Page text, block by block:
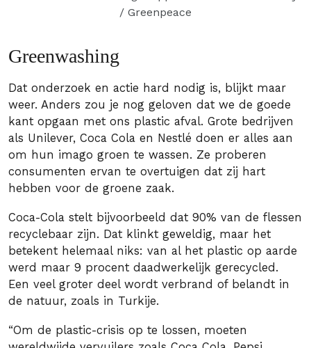
/ Greenpeace
Greenwashing
Dat onderzoek en actie hard nodig is, blijkt maar
weer. Anders zou je nog geloven dat we de goede
kant opgaan met ons plastic afval. Grote bedrijven
als Unilever, Coca Cola en Nestlé doen er alles aan
om hun imago groen te wassen. Ze proberen
consumenten ervan te overtuigen dat zij hart
hebben voor de groene zaak.
Coca-Cola stelt bijvoorbeeld dat 90% van de flessen
recyclebaar zijn. Dat klinkt geweldig, maar het
betekent helemaal niks: van al het plastic op aarde
werd maar 9 procent daadwerkelijk gerecycled.
Een veel groter deel wordt verbrand of belandt in
de natuur, zoals in Turkije.
“Om de plastic-crisis op te lossen, moeten